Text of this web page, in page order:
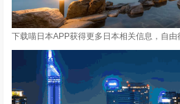
下载喵日本APP获得更多日本相关信息，自